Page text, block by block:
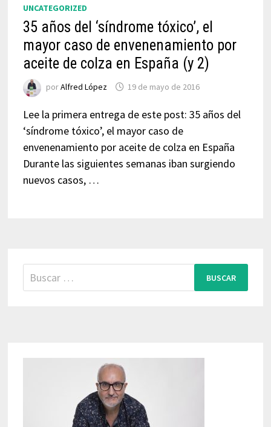
UNCATEGORIZED
35 años del ‘síndrome tóxico’, el
mayor caso de envenenamiento por
aceite de colza en España (y 2)
porAlfred López 19 de mayo de 2016
Lee la primera entrega de este post: 35 años del
‘síndrome tóxico’, el mayor caso de
envenenamiento por aceite de colza en España
Durante las siguientes semanas iban surgiendo
nuevos casos, …
Buscar: